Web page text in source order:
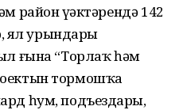
район үҙәктәрендә 142
ял урындары
ғына “Торлаҡ һәм
тормошҡа
һум, подъездарҙы,